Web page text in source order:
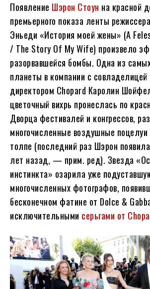
Появление Шэрон Стоун на красной
премьерного показа ленты
Эньеди «История моей жены» (A
/ The Story Of My Wife) произвело
разорвавшейся бомбы. Одна из
планеты в компании с
директором Chopard Каролин
цветочный вихрь пронеслась по
Дворца фестивалей и конгрессов,
многочисленные воздушные поцелуи
толпе (последний раз Шэрон
лет назад, — прим. ред). Звезда
инстинкта» озарила уже
многочисленных фотографов,
бесконечном фатине от Dolce &
исключительными серьгами от